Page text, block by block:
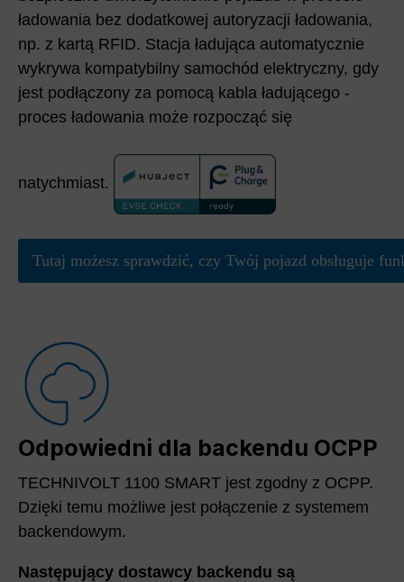
ładowania bez dodatkowej autoryzacji ładowania,
np. z kartą RFID. Stacja ładująca automatycznie
wykrywa kompatybilny samochód elektryczny, gdy
jest podłączony za pomocą kabla ładującego -
proces ładowania może rozpocząć się
natychmiast.
Tutaj możesz sprawdzić, czy Twój pojazd obsługuje
Odpowiedni dla backendu OCPP
TECHNIVOLT 1100 SMART jest zgodny z OCPP.
Dzięki temu możliwe jest połączenie z systemem
backendowym.
Następujący dostawcy backendu są